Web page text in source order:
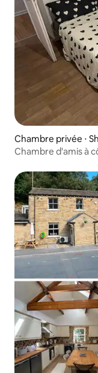
Chambre privée ⋅
Chambre d'amis à